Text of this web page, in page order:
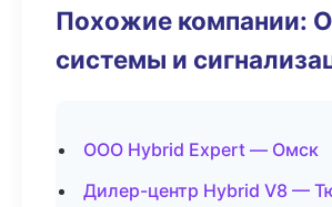
Похожие компании:
системы и
ООО Hybrid Expert — Омск
Дилер-центр Hybrid V8 —